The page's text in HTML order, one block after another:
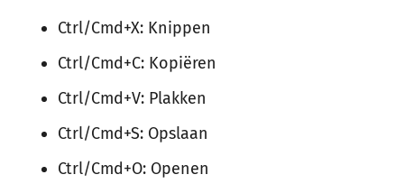
Ctrl/Cmd+X: Knippen
Ctrl/Cmd+C: Kopiëren
Ctrl/Cmd+V: Plakken
Ctrl/Cmd+S: Opslaan
Ctrl/Cmd+O: Openen